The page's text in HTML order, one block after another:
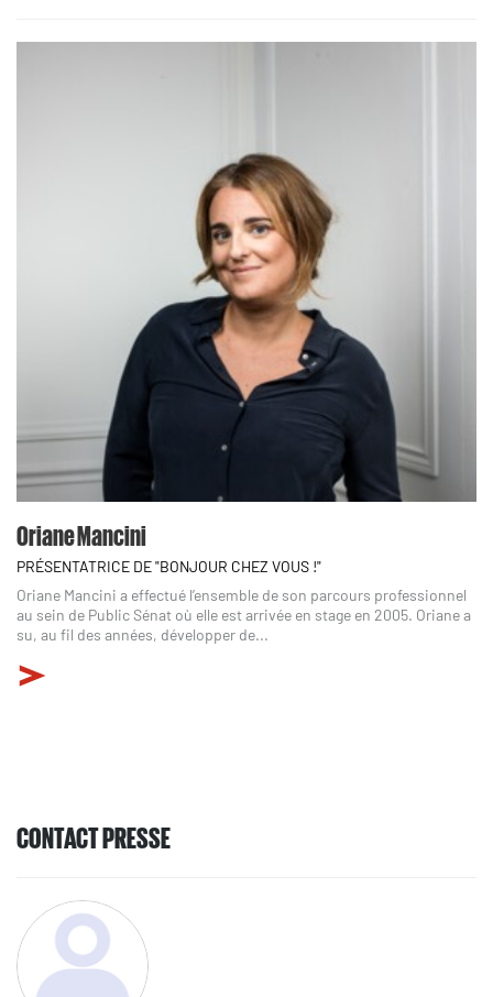
Oriane Mancini
PRÉSENTATRICE DE "BONJOUR CHEZ VOUS !"
Oriane Mancini a effectué l’ensemble de son parcours professionnel
au sein de Public Sénat où elle est arrivée en stage en 2005. Oriane a
su, au fil des années, développer de...
CONTACT PRESSE